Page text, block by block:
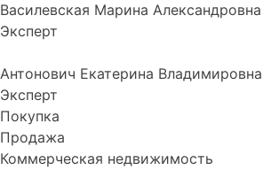
Василевская Марина Александровна
Эксперт
Антонович Екатерина Владимировна
Эксперт
Покупка
Продажа
Коммерческая недвижимость